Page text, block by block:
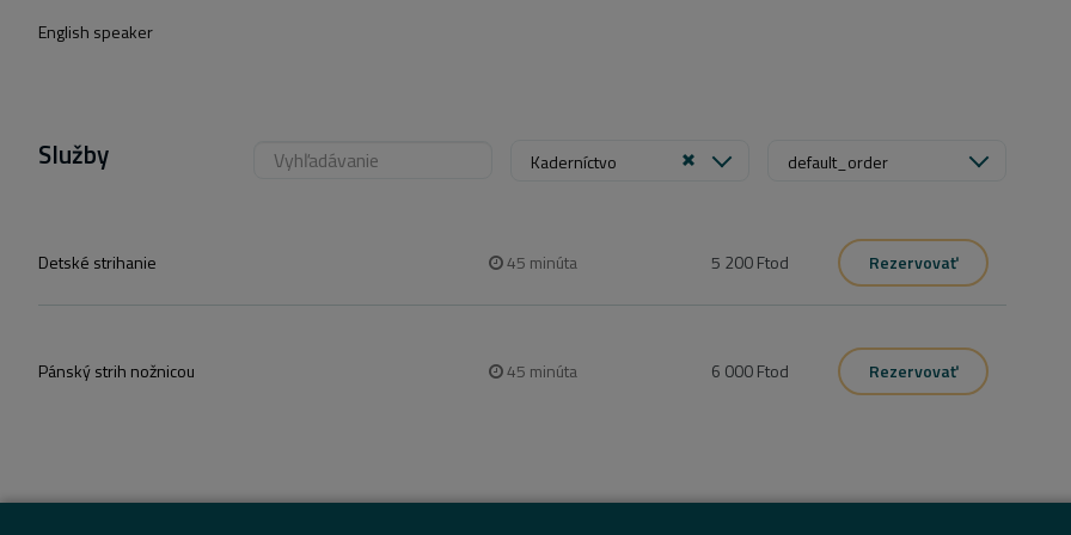
English speaker
Služby Kaderníctvo default_order
Detské strihanie 45 minúta 5 200 Ftod Rezervovať
Pánský strih nožnicou 45 minúta 6 000 Ftod Rezervovať